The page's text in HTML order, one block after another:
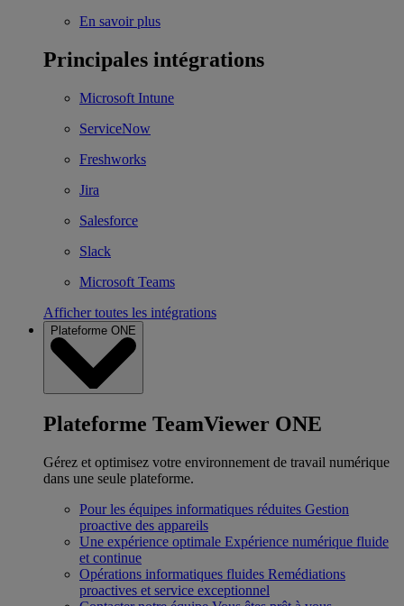
En savoir plus
Principales intégrations
Microsoft Intune
ServiceNow
Freshworks
Jira
Salesforce
Slack
Microsoft Teams
Afficher toutes les intégrations
Plateforme ONE
Plateforme TeamViewer ONE
Gérez et optimisez votre environnement de travail numérique
dans une seule plateforme.
Pour les équipes informatiques réduites Gestion
proactive des appareils
Une expérience optimale Expérience numérique fluide
et continue
Opérations informatiques fluides Remédiations
proactives et service exceptionnel